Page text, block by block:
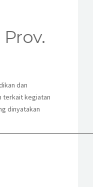
dan
terkait kegiatan
dinyatakan